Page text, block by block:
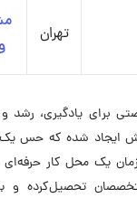
تهران
برای یادگیری، رشد
ایجاد شده که حس یک
یک محل کار حرفه‌ای
تحصیل‌کرده و با